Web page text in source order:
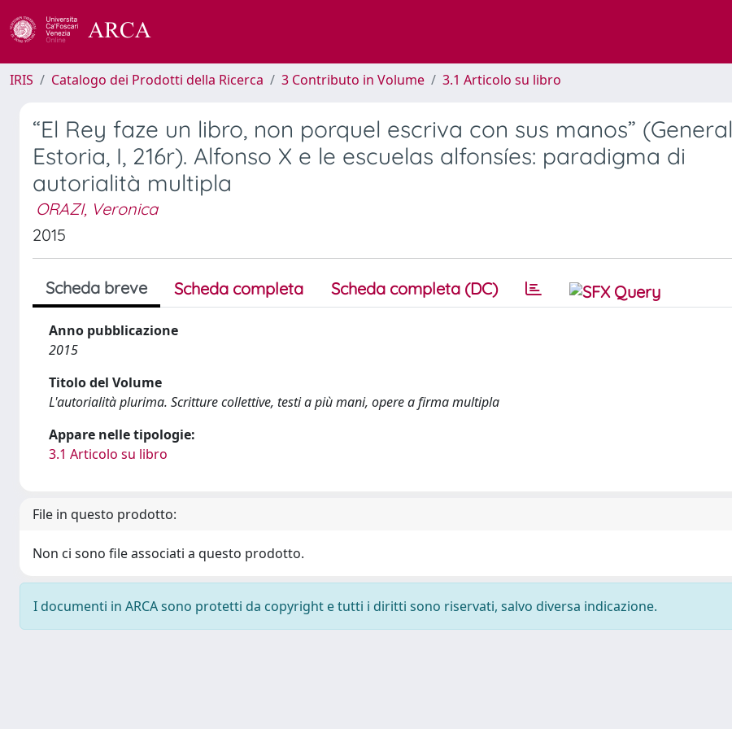
IRIS Catalogo dei Prodotti della Ricerca 3 Contributo in Volume 3.1 Articolo su libro
“El Rey faze un libro, non porquel escriva con sus manos” (General
Estoria, I, 216r). Alfonso X e le escuelas alfonsíes: paradigma di
autorialità multipla
ORAZI, Veronica
2015
Scheda breve Scheda completa Scheda completa (DC)
Anno pubblicazione
2015
Titolo del Volume
L'autorialità plurima. Scritture collettive, testi a più mani, opere a firma multipla
Appare nelle tipologie:
3.1 Articolo su libro
File in questo prodotto:
Non ci sono file associati a questo prodotto.
I documenti in ARCA sono protetti da copyright e tutti i diritti sono riservati, salvo diversa indicazione.